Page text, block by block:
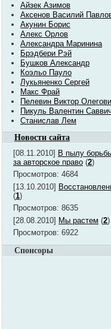
Айзек Азимов
Аксенов Василий
Акунин Борис
Алекс Орлов
Александра Маринина
Брэдбери Рэй
Бушков Александр
Коэльо Пауло
Лукьяненко Сергей
Макс Фрай
Пелевин Виктор
Пикуль Валентин Саввич
Станислав Лем
Новости сайта
[08.11.2010] В пылу
за авторское право (2)
Просмотров: 4684
[13.10.2010]
(1)
Просмотров: 8635
[28.08.2010] Мы растем (2)
Просмотров: 6922
Спонсоры